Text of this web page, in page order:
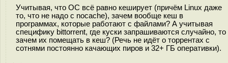
Учитывая, что ОС всё равно кеширует (причём Linux даже
то, что не надо с nocache), зачем вообще кеш в
программах, которые работают с файлами? А учитывая
специфику bittorrent, где куски запрашиваются случайно, то
зачем их помещать в кеш? (Речь не идёт о торрентах с
сотнями постоянно качающих пиров и 32+ ГБ оперативки).